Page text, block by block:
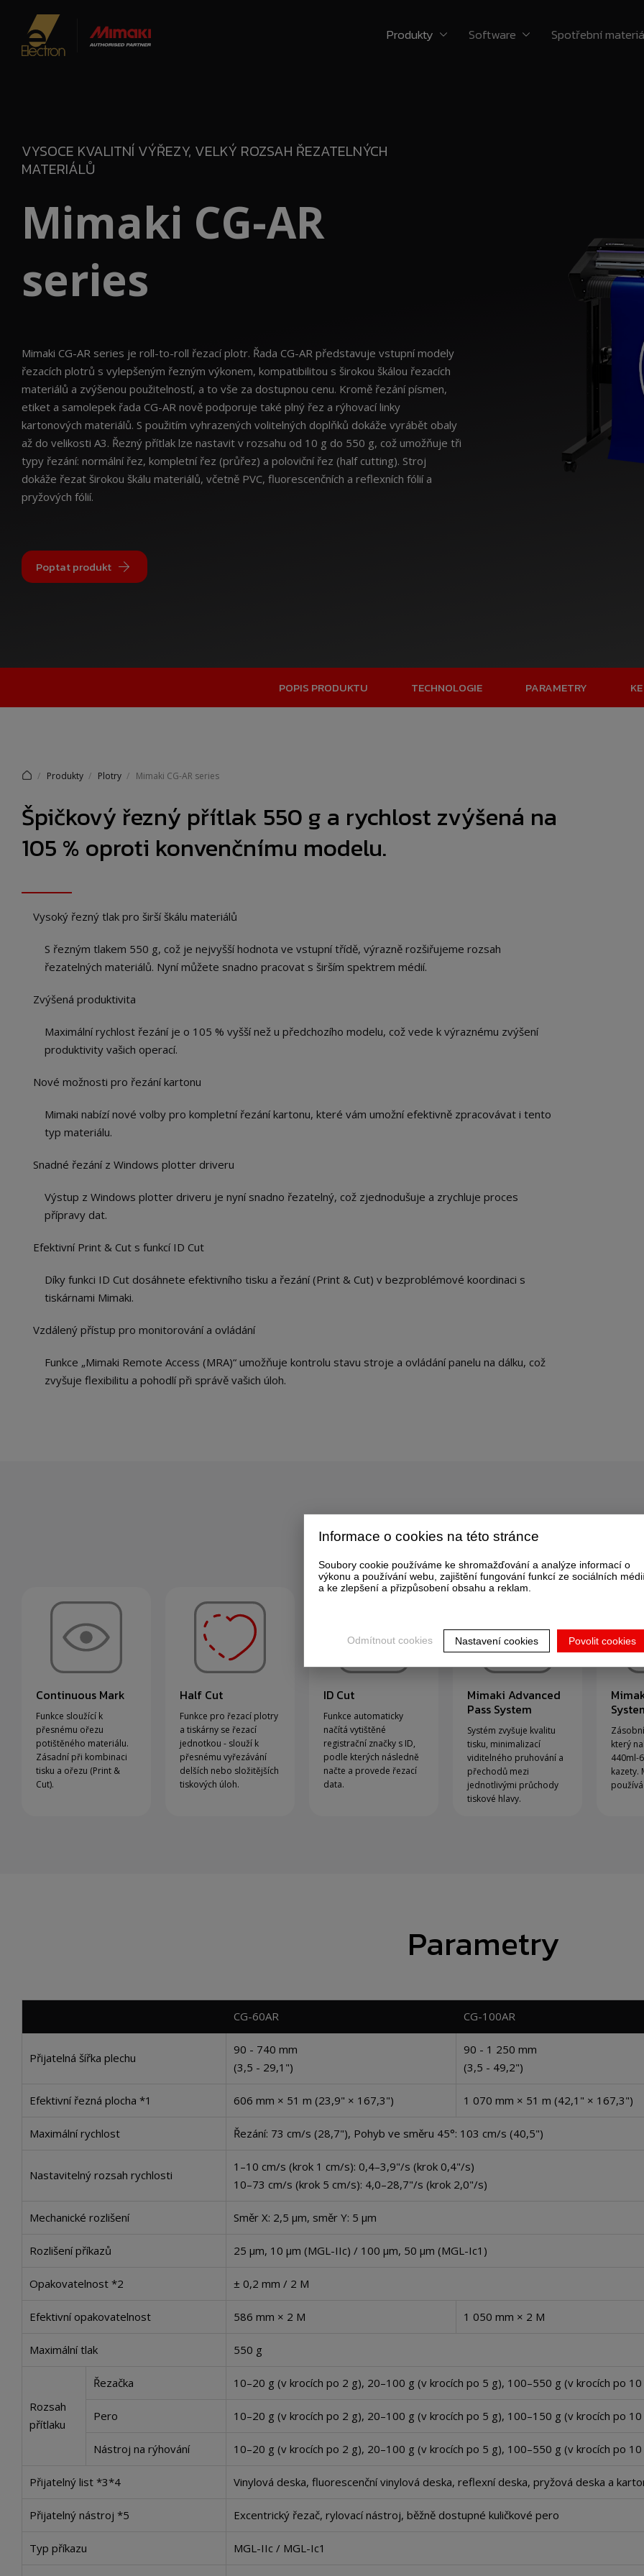
Informace o cookies na této stránce
Soubory cookie používáme ke shromažďování a analýze informací o
výkonu a používání webu, zajištění fungování funkcí ze sociálních
a ke zlepšení a přizpůsobení obsahu a reklam.
Povolit cookies
Nastavení cookies
Odmítnout cookies
Produkty Software Spotřební
VYSOCE KVALITNÍ VÝŘEZY, VELKÝ ROZSAH ŘEZATELNÝCH
MATERIÁLŮ
Mimaki CG-AR
series
Mimaki CG-AR series je roll-to-roll řezací plotr. Řada CG-AR představuje vstupní modely
řezacích plotrů s vylepšeným řezným výkonem, kompatibilitou s širokou škálou řezacích
materiálů a zvýšenou použitelností, a to vše za dostupnou cenu. Kromě řezání písmen,
etiket a samolepek řada CG-AR nově podporuje také plný řez a rýhovací linky
kartonových materiálů. S použitím vyhrazených volitelných doplňků dokáže vyrábět obaly
až do velikosti A3. Řezný přítlak lze nastavit v rozsahu od 10 g do 550 g, což umožňuje tři
typy řezání: normální řez, kompletní řez (průřez) a poloviční řez (half cutting). Stroj
dokáže řezat širokou škálu materiálů, včetně PVC, fluorescenčních a reflexních fólií a
pryžových fólií.
Poptat produkt
POPIS PRODUKTU TECHNOLOGIE PARAMETRY
Produkty Plotry Mimaki CG-AR series
Špičkový řezný přítlak 550 g a rychlost zvýšená na
105 % oproti konvenčnímu modelu.
Vysoký řezný tlak pro širší škálu materiálů
S řezným tlakem 550 g, což je nejvyšší hodnota ve vstupní třídě, výrazně rozšiřujeme rozsah
řezatelných materiálů. Nyní můžete snadno pracovat s širším spektrem médií.
Zvýšená produktivita
Maximální rychlost řezání je o 105 % vyšší než u předchozího modelu, což vede k výraznému zvýšení
produktivity vašich operací.
Nové možnosti pro řezání kartonu
Mimaki nabízí nové volby pro kompletní řezání kartonu, které vám umožní efektivně zpracovávat i tento
typ materiálu.
Snadné řezání z Windows plotter driveru
Výstup z Windows plotter driveru je nyní snadno řezatelný, což zjednodušuje a zrychluje proces
přípravy dat.
Efektivní Print & Cut s funkcí ID Cut
Díky funkci ID Cut dosáhnete efektivního tisku a řezání (Print & Cut) v bezproblémové koordinaci s
tiskárnami Mimaki.
Vzdálený přístup pro monitorování a ovládání
Funkce „Mimaki Remote Access (MRA)“ umožňuje kontrolu stavu stroje a ovládání panelu na dálku, což
zvyšuje flexibilitu a pohodlí při správě vašich úloh.
Klíčové technologie
Continuous Mark
Funkce sloužící k
přesnému ořezu
potištěného materiálu.
Zásadní při kombinaci
tisku a ořezu (Print &
Cut).
Half Cut
Funkce pro řezací plotry
a tiskárny se řezací
jednotkou - slouží k
přesnému vyřezávání
delších nebo složitějších
tiskových úloh.
ID Cut
Funkce automaticky
načítá vytištěné
registrační značky s ID,
podle kterých následně
načte a provede řezací
data.
Mimaki Advanced
Pass System
Systém zvyšuje kvalitu
tisku, minimalizací
viditelného pruhování a
přechodů mezi
jednotlivými průchody
tiskové hlavy.
který
440ml-
kazety.
Parametry
CG-60AR CG-100AR
Přijatelná šířka plechu
90 - 740 mm
(3,5 - 29,1")
90 - 1 250 mm
(3,5 - 49,2")
Efektivní řezná plocha *1 606 mm × 51 m (23,9" × 167,3") 1 070 mm × 51 m (42,1" × 167,3")
Maximální rychlost Řezání: 73 cm/s (28,7"), Pohyb ve směru 45°: 103 cm/s (40,5")
Nastavitelný rozsah rychlosti
1–10 cm/s (krok 1 cm/s): 0,4–3,9"/s (krok 0,4"/s)
10–73 cm/s (krok 5 cm/s): 4,0–28,7"/s (krok 2,0"/s)
Mechanické rozlišení Směr X: 2,5 μm, směr Y: 5 μm
Rozlišení příkazů 25 μm, 10 μm (MGL-IIc) / 100 μm, 50 μm (MGL-Ic1)
Opakovatelnost *2 ± 0,2 mm / 2 M
Efektivní opakovatelnost 586 mm × 2 M 1 050 mm × 2 M
Maximální tlak 550 g
Rozsah
přítlaku
Řezačka 10–20 g (v krocích po 2 g), 20–100 g (v krocích po 5 g), 100–550 g (v krocích po
Pero 10–20 g (v krocích po 2 g), 20–100 g (v krocích po 5 g), 100–150 g (v krocích po
Nástroj na rýhování 10–20 g (v krocích po 2 g), 20–100 g (v krocích po 5 g), 100–550 g (v krocích po
Přijatelný list *3*4 Vinylová deska, fluorescenční vinylová deska, reflexní deska, pryžová deska a
Přijatelný nástroj *5 Excentrický řezač, rylovací nástroj, běžně dostupné kuličkové pero
Typ příkazu MGL-IIc / MGL-Ic1